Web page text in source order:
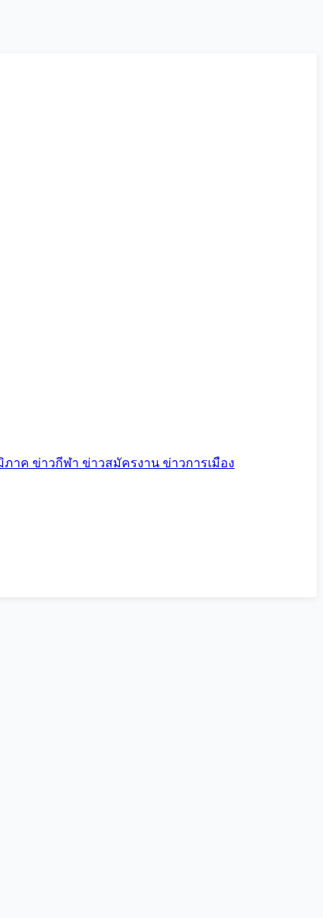
ภาค ข่าวกีฬา ข่าวสมัครงาน ข่าวการเมือง